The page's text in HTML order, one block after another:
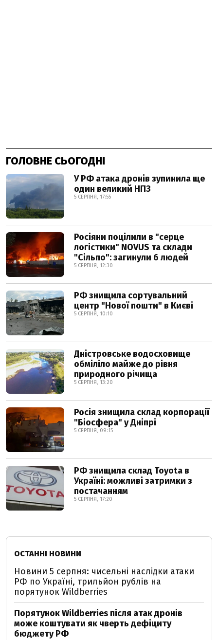
ГОЛОВНЕ СЬОГОДНІ
У РФ атака дронів зупинила ще
один великий НПЗ
5 СЕРПНЯ, 17:55
Росіяни поцілили в "серце
логістики" NOVUS та склади
"Сільпо": загинули 6 людей
5 СЕРПНЯ, 12:30
РФ знищила сортувальний
центр "Нової пошти" в Києві
5 СЕРПНЯ, 10:10
Дністровське водосховище
обміліло майже до рівня
природного річища
5 СЕРПНЯ, 13:20
Росія знищила склад корпорації
"Біосфера" у Дніпрі
5 СЕРПНЯ, 09:15
РФ знищила склад Toyota в
Україні: можливі затримки з
постачанням
5 СЕРПНЯ, 17:20
ОСТАННІ НОВИНИ
Новини 5 серпня: чисельні наслідки атаки
РФ по Україні, трильйон рублів на
порятунок Wildberries
Порятунок Wildberries після атак дронів
може коштувати як чверть дефіциту
бюджету РФ